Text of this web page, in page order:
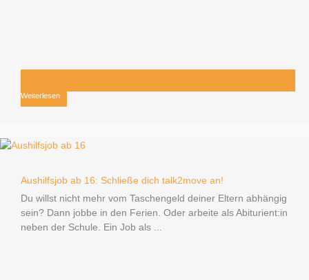
Weiterlesen
Aushilfsjob ab 16: Schließe dich talk2move an!
Du willst nicht mehr vom Taschengeld deiner Eltern abhängig
sein? Dann jobbe in den Ferien. Oder arbeite als Abiturient:in
neben der Schule. Ein Job als ...